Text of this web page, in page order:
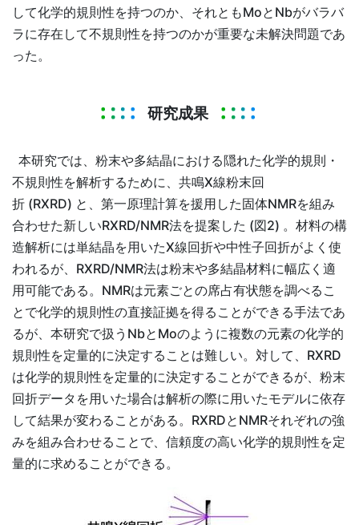
して化学的規則性を持つのか、それともMoとNbがバラバ
ラに存在して不規則性を持つのかが重要な未解決問題であ
った。
研究成果
本研究では、粉末や多結晶における隠れた化学的規則・
不規則性を解析するために、共鳴X線粉末回
折 (RXRD) と、第一原理計算を援用した固体NMRを組み
合わせた新しいRXRD/NMR法を提案した (図2) 。材料の構
造解析には単結晶を用いたX線回折や中性子回折がよく使
われるが、RXRD/NMR法は粉末や多結晶材料に幅広く適
用可能である。NMRは元素ごとの席占有状態を調べるこ
とで化学的規則性の直接証拠を得ることができる手法であ
るが、本研究で扱うNbとMoのように複数の元素の化学的
規則性を定量的に決定することは難しい。対して、RXRD
は化学的規則性を定量的に決定することができるが、粉末
回折データを用いた場合は解析の際に用いたモデルに依存
して結果が変わることがある。RXRDとNMRそれぞれの強
みを組み合わせることで、信頼度の高い化学的規則性を定
量的に求めることができる。